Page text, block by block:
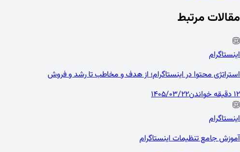
مقالات مرتبط
اینستاگرام
استراتژی محتوا در اینستاگرام؛ از هدف و مخاطب تا رشد و فروش
12 دقیقه خواندن
1405/03/22
اینستاگرام
آموزش جامع تنظیمات اینستاگرام